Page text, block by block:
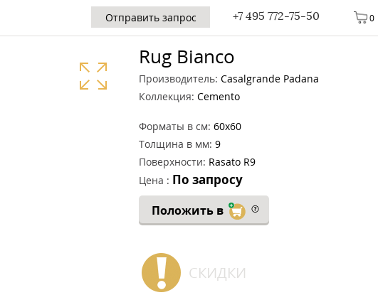
0
+7 495 772-75-50
Отправить запрос
Rug Bianco
Производитель: Casalgrande Padana
Коллекция: Cemento
Форматы в см: 60x60
Толщина в мм: 9
Поверхности: Rasato R9
Цена : По запросу
Положить в
СКИДКИ